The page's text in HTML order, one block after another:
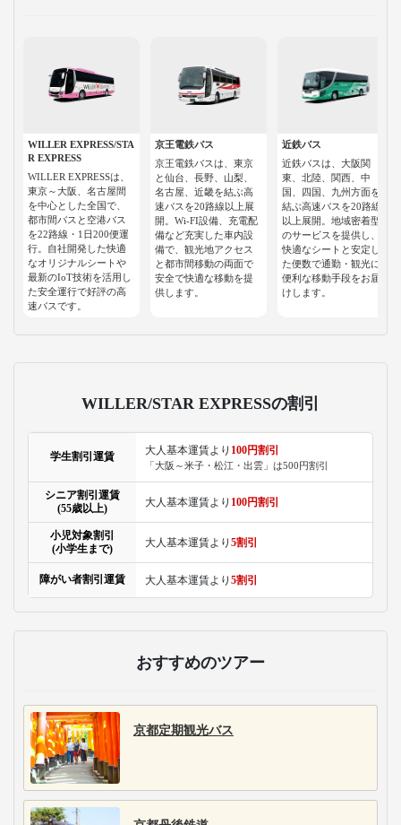
WILLER EXPRESS/STA
R EXPRESS
WILLER EXPRESSは、
東京～大阪、名古屋間
を中心とした全国で、
都市間バスと空港バス
を22路線・1日200便運
行。自社開発した快適
なオリジナルシートや
最新のIoT技術を活用し
た安全運行で好評の高
速バスです。
京王電鉄バス
京王電鉄バスは、東京
と仙台、長野、山梨、
名古屋、近畿を結ぶ高
速バスを20路線以上展
開。Wi-FI設備、充電配
備など充実した車内設
備で、観光地アクセス
と都市間移動の両面で
安全で快適な移動を提
供します。
近鉄バス
近鉄バスは、大阪関
東、北陸、関西、中
国、四国、九州方面を
結ぶ高速バスを20路線
以上展開。地域密着型
のサービスを提供し、
快適なシートと安定し
た便数で通勤・観光に
便利な移動手段をお届
けします。
WILLER/STAR EXPRESSの割引
学生割引運賃
大人基本運賃より 100円割引
「大阪～米子・松江・出雲」は500円割引
シニア割引運賃
(55歳以上)
大人基本運賃より 100円割引
小児対象割引
(小学生まで)
大人基本運賃より 5割引
障がい者割引運賃 大人基本運賃より 5割引
おすすめのツアー
京都定期観光バス